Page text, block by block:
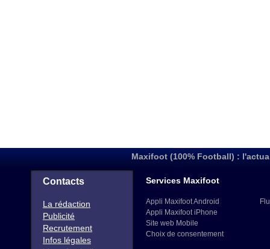
Maxifoot (100% Football) :
Contacts
La rédaction
Publicité
Recrutement
Infos légales
Services Maxifoot
Appli Maxifoot Android
Appli Maxifoot iPhone
Site web Mobile
Choix de consentement